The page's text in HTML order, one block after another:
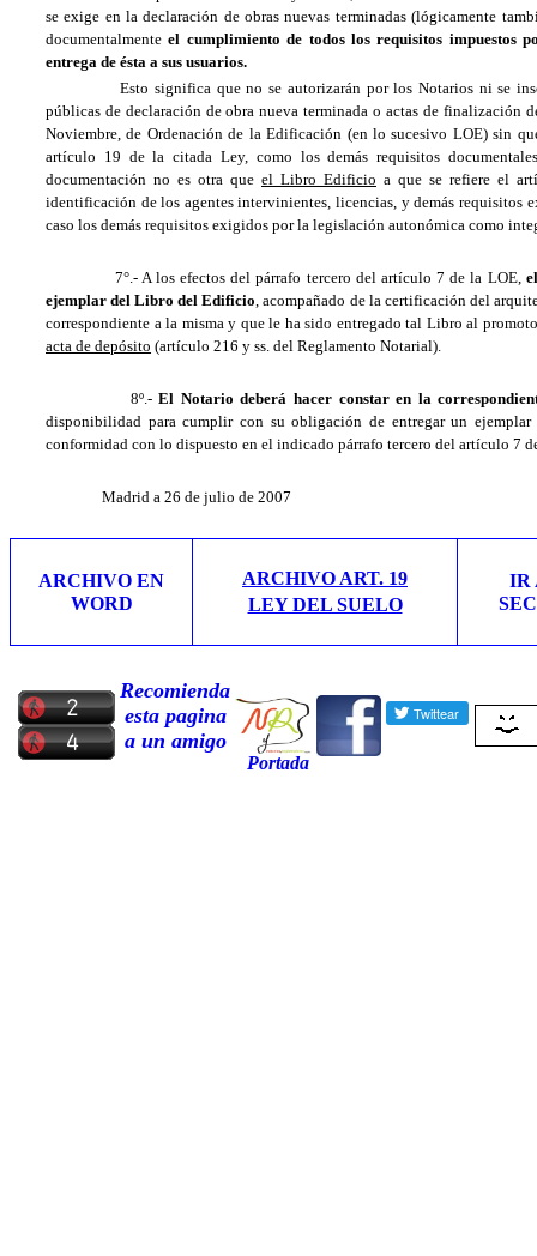
se exige en la declaración de obras nuevas terminadas (lógicamente
documentalmenteel cumplimiento de todos los requisitos
entrega de ésta a sus usuarios.
Esto significa que no se autorizarán por los Notarios ni se
públicas de declaración de obra nueva terminada o actas de finalización
Noviembre, de Ordenación de la Edificación (en lo sucesivo LOE) sin
artículo 19 de la citada Ley, como los demás requisitos
documentación no es otra que el Libro Edificio a que se refiere el
identificación de los agentes intervinientes, licencias, y demás
caso los demás requisitos exigidos por la legislación autonómica como
7°.- A los efectos del párrafo tercero del artículo 7 de la LOE,
ejemplar del Libro del Edificio , acompañado de la certificación del
correspondiente a la misma y que le ha sido entregado tal Libro al
acta de depósito (artículo 216 y ss. del Reglamento Notarial).
8º.-El Notario deberá hacer constar en la
disponibilidad para cumplir con su obligación de entregar un
conformidad con lo dispuesto en el indicado párrafo tercero del artículo 7
Madrid a 26 de julio de 2007
ARCHIVO EN
WORD
ARCHIVO ART. 19
LEY DEL SUELO
IR
Recomienda
esta pagina
a un amigo
Portada